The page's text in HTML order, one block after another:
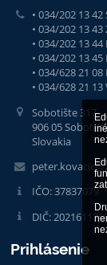
• 034/202 13
• 034/202 13
• 034/202 13
• 034/202 13
• 034/628 21
• 034/628 21
Sobotište 317
906 05
Slovakia
IČO: 37837079
DIČ:
Prihlásenie